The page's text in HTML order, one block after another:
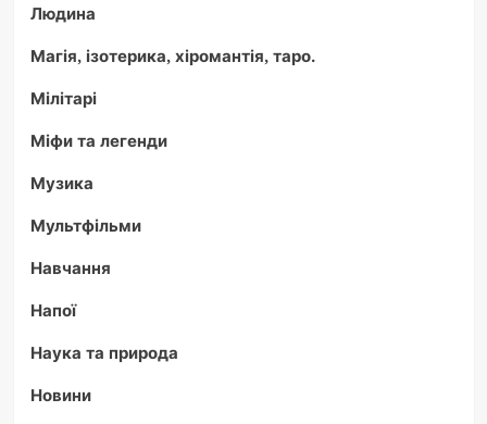
Людина
Магія, ізотерика, хіромантія, таро.
Мілітарі
Міфи та легенди
Музика
Мультфільми
Навчання
Напої
Наука та природа
Новини